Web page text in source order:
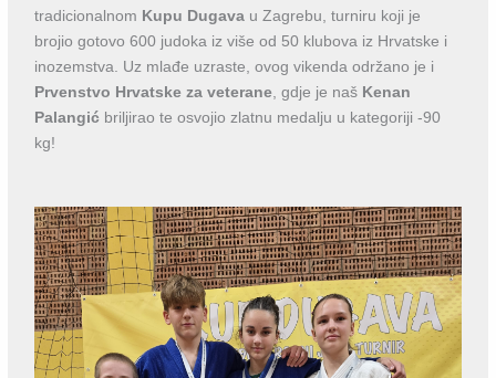
tradicionalnom Kupu Dugava u Zagrebu, turniru koji je
brojio gotovo 600 judoka iz više od 50 klubova iz Hrvatske i
inozemstva. Uz mlađe uzraste, ovog vikenda održano je i
Prvenstvo Hrvatske za veterane , gdje je naš Kenan
Palangić briljirao te osvojio zlatnu medalju u kategoriji -90
kg!